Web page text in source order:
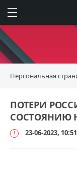
Персональная
ПОТЕРИ
СОСТОЯНИЮ
23-06-2023, 10:51